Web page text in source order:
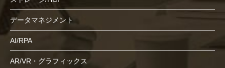
データマネジメント
AI/RPA
AR/VR・グラフィックス